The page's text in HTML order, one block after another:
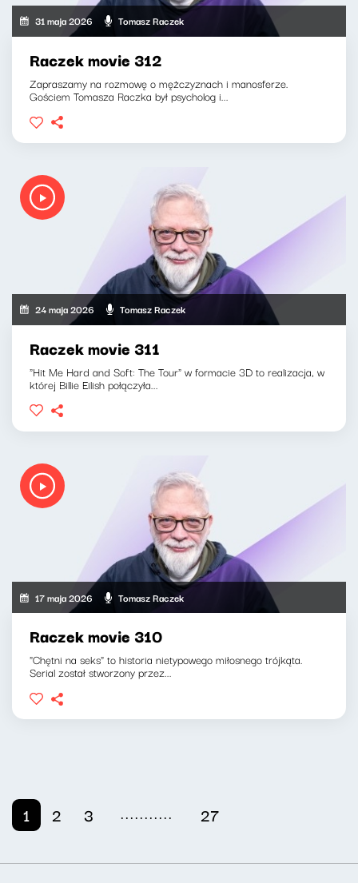
31 maja 2026 Tomasz Raczek
Raczek movie 312
Zapraszamy na rozmowę o mężczyznach i manosferze.
Gościem Tomasza Raczka był psycholog i...
24 maja 2026 Tomasz Raczek
Raczek movie 311
"Hit Me Hard and Soft: The Tour" w formacie 3D to realizacja, w
której Billie Eilish połączyła...
17 maja 2026 Tomasz Raczek
Raczek movie 310
"Chętni na seks" to historia nietypowego miłosnego trójkąta.
Serial został stworzony przez...
1 2 3 ........... 27